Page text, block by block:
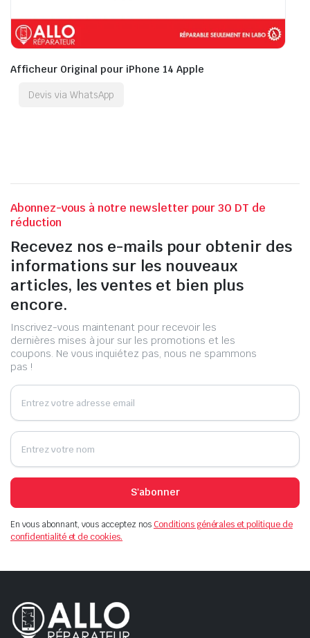
Afficheur Original pour iPhone 14 Apple
Devis via WhatsApp
Abonnez-vous à notre newsletter pour 30 DT de
réduction
Recevez nos e-mails pour obtenir des
informations sur les nouveaux
articles, les ventes et bien plus
encore.
Inscrivez-vous maintenant pour recevoir les
dernières mises à jour sur les promotions et les
coupons. Ne vous inquiétez pas, nous ne spammons
pas !
S'abonner
En vous abonnant, vous acceptez nosConditions générales et politique de
confidentialité et de cookies.